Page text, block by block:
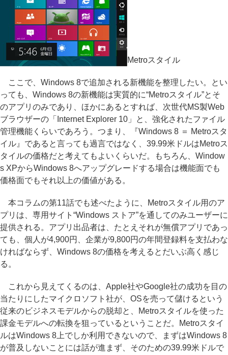
Metroスタイル
ここで、Windows 8で追加される新機能を整理したい。とい
っても、Windows 8の新機能は実質的に“Metroスタイル”とそ
のアプリのみであり、ほかにあるとすれば、次世代MS製Web
ブラウザーの「Internet Explorer 10」と、強化されたファイル
管理機能くらいであろう。つまり、『Windows 8 ＝ Metroスタ
イル』であると言っても過言ではなく、39.99米ドルはMetroス
タイルの価格だと考えてもよいくらいだ。もちろん、Window
s XPからWindows 8へアップグレードする場合は機能面でも
価格面でもそれ以上の価値がある。
本コラムの第11話でも述べたように、Metroスタイル用のア
プリは、専用サイト“Windows ストア”を通してのみユーザーに
提供される。アプリ出品者は、たとえそれが無償アプリであっ
ても、個人が4,900円、企業が9,800円の年間登録料を支払わな
ければならず、Windows 8の価格を考えるとだいぶ高く感じ
る。
これから見えてくるのは、Apple社やGoogle社の成功を目の
当たりにしたマイクロソフト社が、OSを売って儲けるという
従来のビジネスモデルからの脱却と、Metroスタイルを使った
課金モデルへの転換を狙っているということだ。Metroスタイ
ルはWindows 8上でしか利用できないので、まずはWindows 8
が普及しないことには話が進まず、そのための39.99米ドルで